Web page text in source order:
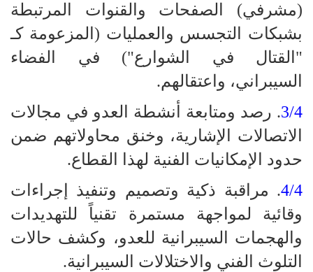
(مشرفي) الصفحات والقنوات المرتبطة
بشبكات التجسس والعمليات (المزعومة كـ
"القتال في الشوارع") في الفضاء
السيبراني، واعتقالهم.
3/4. رصد ومتابعة أنشطة العدو في مجالات
الاتصالات الإشارية، وخنق محاولاتهم ضمن
حدود الإمكانيات الفنية لهذا القطاع.
4/4. مراقبة ذكية وتصميم وتنفيذ إجراءات
وقائية لمواجهة مستمرة تقنياً للتهديدات
والهجمات السيبرانية للعدو، وكشف حالات
التلوث الفني والاختلالات السيبرانية.